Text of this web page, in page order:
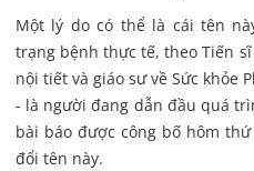
Một lý do có thể là cái tên
trạng bệnh thực tế, theo Tiến
nội tiết và giáo sư về Sức khỏe
- là người đang dẫn đầu quá
bài báo được công bố hôm
đổi tên này.